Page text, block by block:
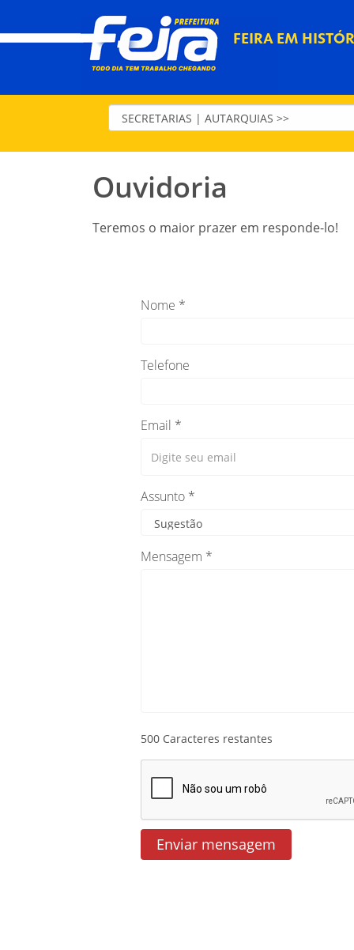
FEIRA EM
Ouvidoria
Teremos o maior prazer em responde-lo!
Nome *
Telefone
Email *
Assunto *
Mensagem *
500 Caracteres restantes
Enviar mensagem